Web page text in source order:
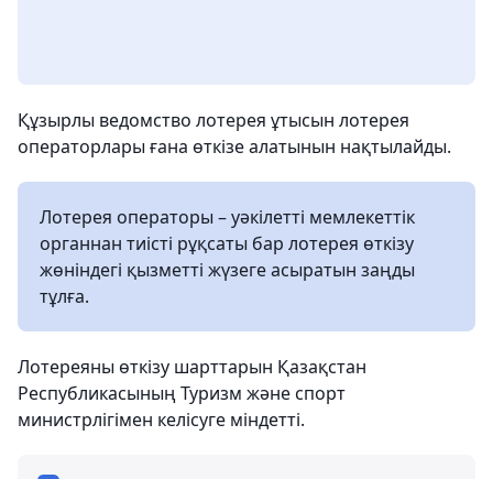
Құзырлы ведомство лотерея ұтысын лотерея
операторлары ғана өткізе алатынын нақтылайды.
Лотерея операторы – уәкілетті мемлекеттік
органнан тиісті рұқсаты бар лотерея өткізу
жөніндегі қызметті жүзеге асыратын заңды
тұлға.
Лотереяны өткізу шарттарын Қазақстан
Республикасының Туризм және спорт
министрлігімен келісуге міндетті.